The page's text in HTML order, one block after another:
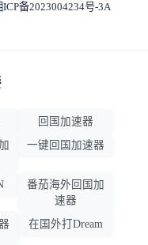
备2023004234号-3A
回国加速器
一键回国加速器
番茄海外回国加
速器
在国外打Dream